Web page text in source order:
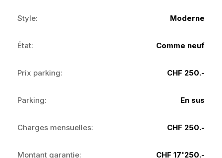
Style: Moderne
État: Comme neuf
Prix parking: CHF 250.-
Parking: En sus
Charges mensuelles: CHF 250.-
Montant garantie: CHF 17'250.-